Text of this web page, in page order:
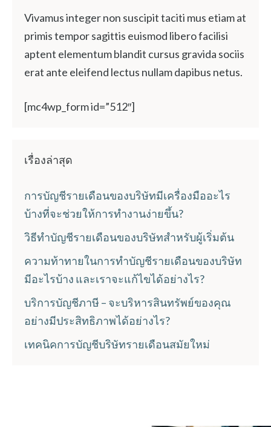
Vivamus integer non suscipit taciti mus etiam at
primis tempor sagittis euismod libero facilisi
aptent elementum blandit cursus gravida sociis
erat ante eleifend lectus nullam dapibus netus.
[mc4wp_form id=”512″]
เรื่องล่าสุด
การบัญชีรายเดือนของบริษัทมีเครื่องมืออะไร
บ้างที่จะช่วยให้การทำงานง่ายขึ้น?
วิธีทำบัญชีรายเดือนของบริษัทสำหรับผู้เริ่มต้น
ความท้าทายในการทำบัญชีรายเดือนของบริษัท
มีอะไรบ้าง และเราจะแก้ไขได้อย่างไร?
บริการบัญชีภาษี – จะบริหารสินทรัพย์ของคุณ
อย่างมีประสิทธิภาพได้อย่างไร?
เทคนิคการบัญชีบริษัทรายเดือนสมัยใหม่